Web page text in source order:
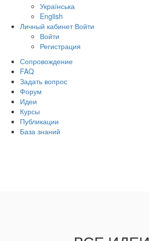
Українська
English
Личный кабинет Войти
Войти
Регистрация
Сопровождение
FAQ
Задать вопрос
Форум
Идеи
Курсы
Публикации
База знаний